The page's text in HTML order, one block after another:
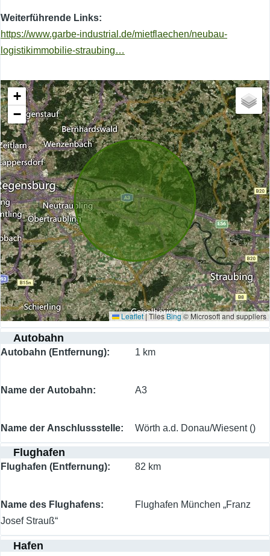
Weiterführende Links
https://www.garbe-industrial.de/mietflaechen/neubau-
logistikimmobilie-straubing…
+
−
Leaflet|Tiles Bing© Microsoft and suppliers
Autobahn
Autobahn (Entfernung) 1 km
Name der Autobahn A3
Name der Anschlussstelle Wörth a.d. Donau/Wiesent ()
Flughafen
Flughafen (Entfernung) 82 km
Name des Flughafens
Flughafen München „Franz
Josef Strauß“
Hafen